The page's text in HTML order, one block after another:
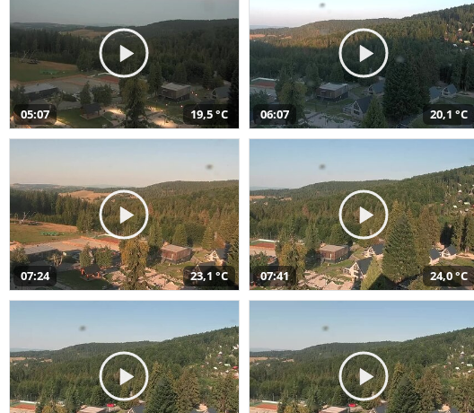
05:07 19,5 °C 06:07 20,1 °C
07:24 23,1 °C 07:41 24,0 °C